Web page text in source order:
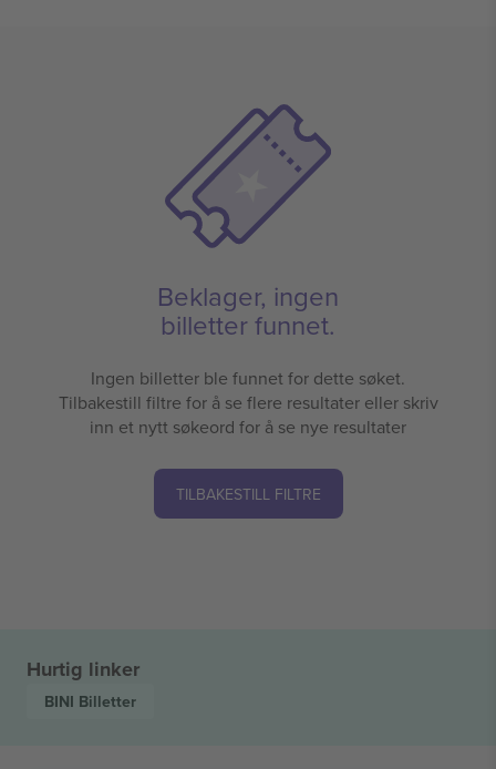
Beklager, ingen
billetter funnet.
Ingen billetter ble funnet for dette søket.
Tilbakestill filtre for å se flere resultater eller skriv
inn et nytt søkeord for å se nye resultater
TILBAKESTILL FILTRE
Hurtig linker
BINI Billetter